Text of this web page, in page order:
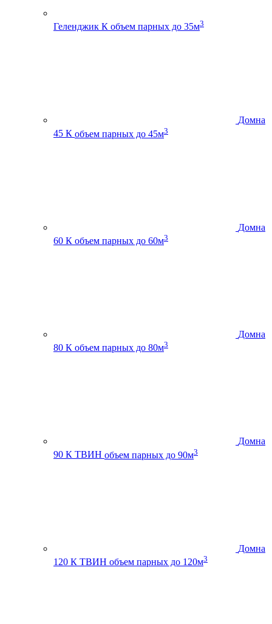
Геленджик К объем парных до 35м3
Домна
45 К объем парных до 45м3
Домна
60 К объем парных до 60м3
Домна
80 К объем парных до 80м3
Домна
90 К ТВИН объем парных до 90м3
Домна
120 К ТВИН объем парных до 120м3